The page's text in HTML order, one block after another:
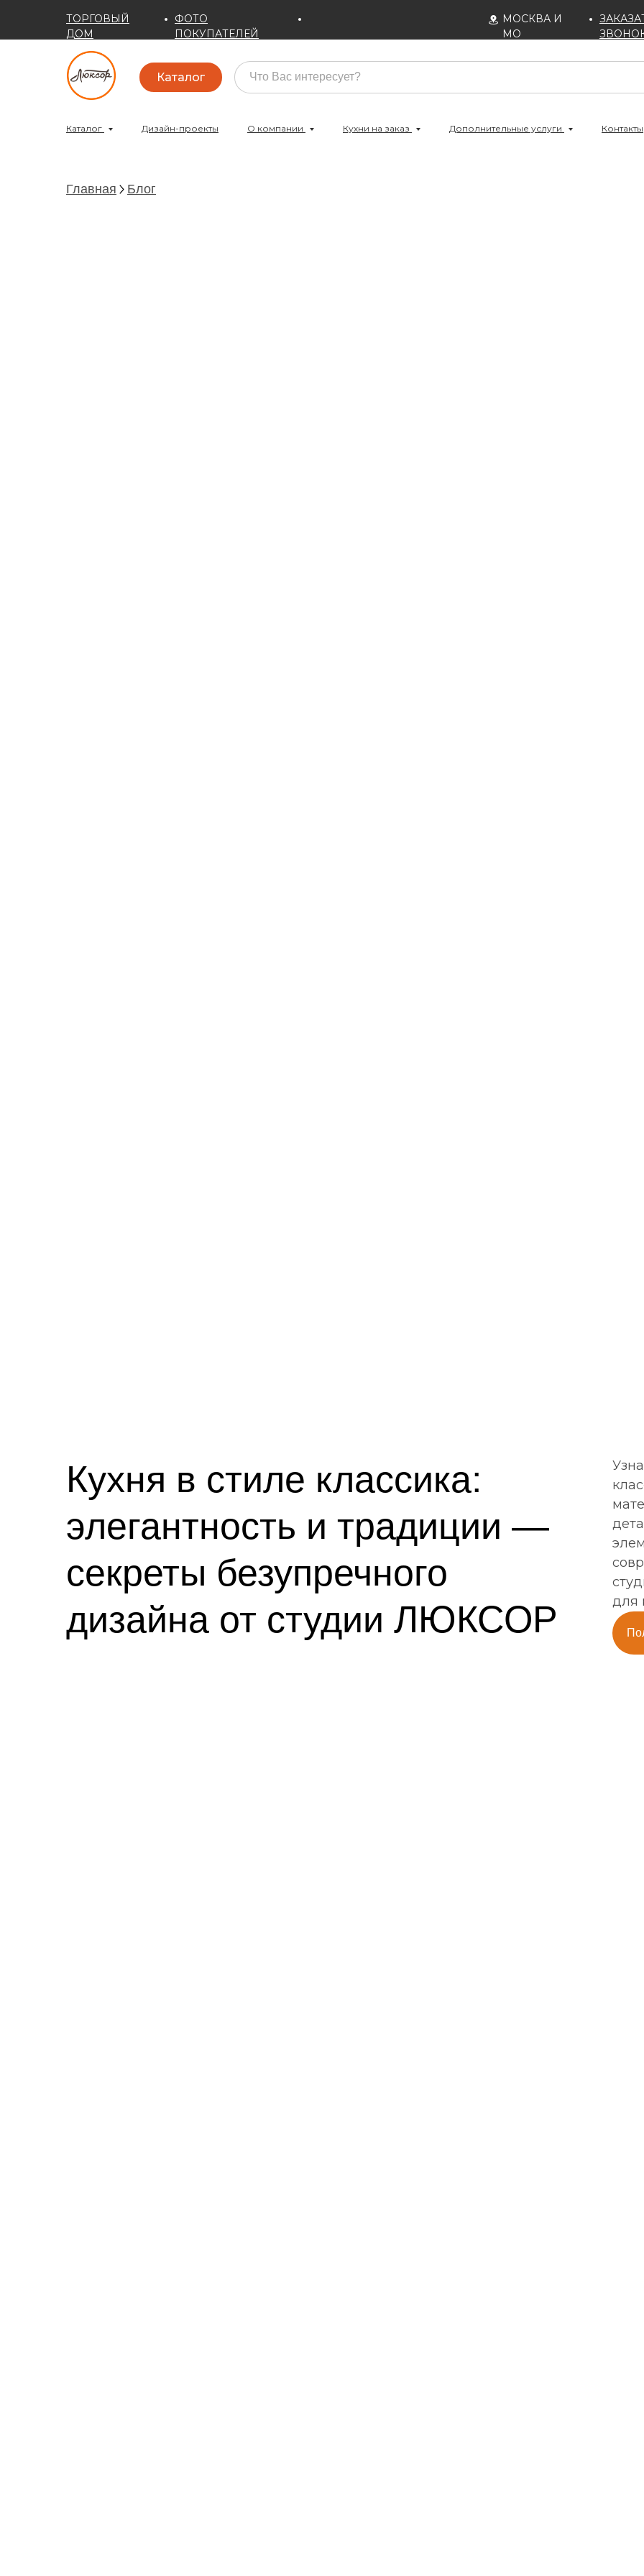
ТОРГОВЫЙ
ДОМ
ФОТО
ПОКУПАТЕЛЕЙ
МОСКВА И
МО
Каталог
Каталог Дизайн-проекты О компании Кухни на заказ Дополнительные услуги Контакты
Главная Блог
Кухня в стиле классика:
элегантность и традиции —
секреты безупречного
дизайна от студии ЛЮКСОР
для